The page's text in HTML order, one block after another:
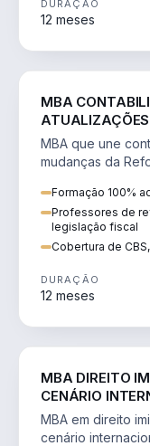
DURAÇÃO
12 meses
MBA
MBA que une
mudanças da
Formação 100%
Professores de
legislação fiscal
Cobertura de
DURAÇÃO
12 meses
MBA DIREITO
CENÁRIO
MBA em direito
cenário